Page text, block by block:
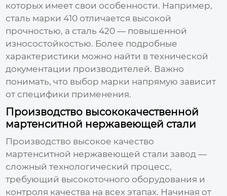
которых имеет свои особенности. Например,
сталь марки 410 отличается высокой
прочностью, а сталь 420 — повышенной
износостойкостью. Более подробные
характеристики можно найти в технической
документации производителей. Важно
понимать, что выбор марки напрямую зависит
от специфики применения.
Производство высококачественной
мартенситной нержавеющей стали
Производство высокое качество
мартенситной нержавеющей стали завод —
сложный технологический процесс,
требующий высокоточного оборудования и
контроля качества на всех этапах. Начиная от